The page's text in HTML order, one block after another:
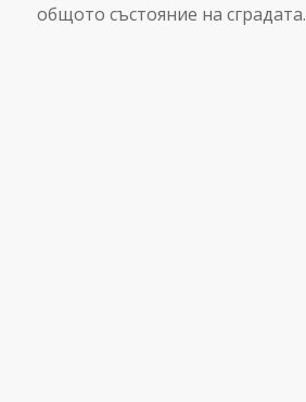
общото състояние на сградата.